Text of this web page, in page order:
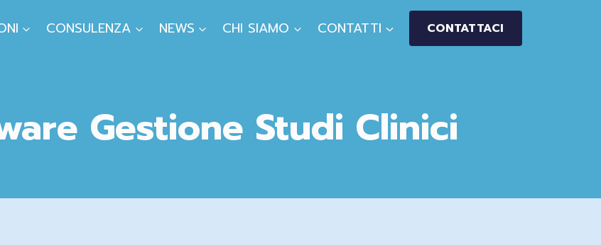
CONSULENZA NEWS CHI SIAMO CONTATTI CONTATTACI
Gestione Studi Clinici